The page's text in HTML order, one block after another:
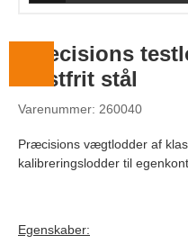
Kontakt
Præcisions
Rustfrit stål
Varenummer: 260040
Præcisions vægtlodder af
kalibreringslodder til
Egenskaber: